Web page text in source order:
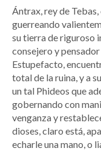
Ántrax, rey de Tebas,
guerreando
su tierra de riguroso
consejero y
Estupefacto,
total de la ruina, y a
un tal Phideos que
gobernando con
venganza y
dioses, claro está,
echarle una mano, o